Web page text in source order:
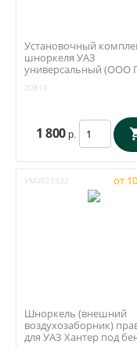
Установочный
шноркеля УАЗ
универсальный (ООО
20815
1 800 р.
УМ0025322 от
Шноркель (внешний
воздухозаборник)
для УАЗ Хантер под